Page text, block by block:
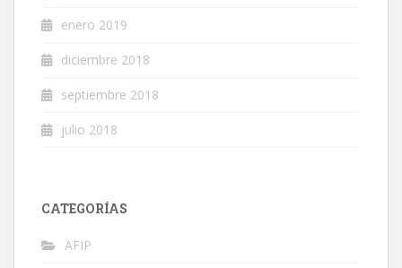
enero 2019
diciembre 2018
septiembre 2018
julio 2018
CATEGORÍAS
AFIP